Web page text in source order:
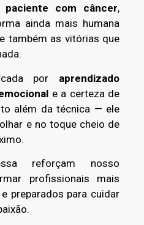
paciente com câncer,
ainda mais humana
também as vitórias que
por aprendizado
e a certeza de
além da técnica — ele
e no toque cheio de
reforçam nosso
profissionais mais
preparados para cuidar